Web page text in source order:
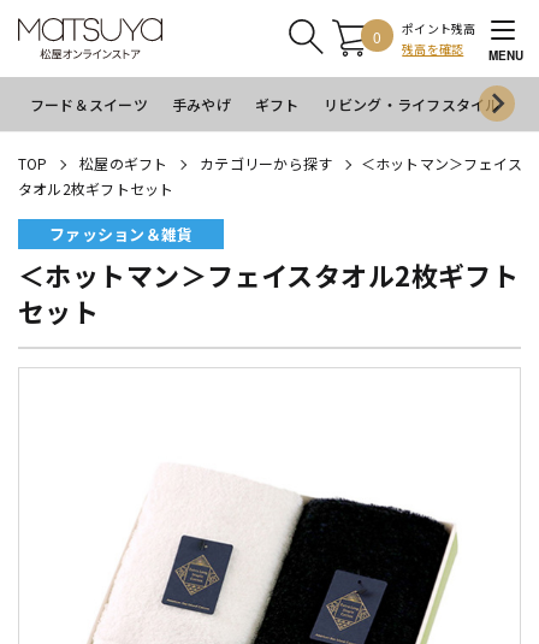
0
ポイント残高
残高を確認
MENU
フード＆スイーツ 手みやげ ギフト リビング・ライフスタイル
TOP 松屋のギフト カテゴリーから探す
＜ホットマン＞フェイス
タオル2枚ギフトセット
ファッション＆雑貨
＜ホットマン＞フェイスタオル2枚ギフト
セット